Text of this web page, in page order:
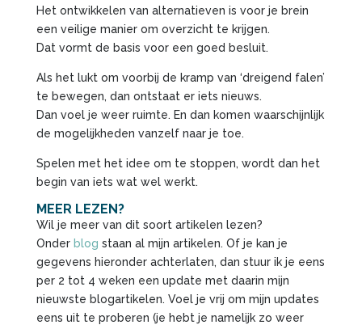
Het ontwikkelen van alternatieven is voor je brein
een veilige manier om overzicht te krijgen.
Dat vormt de basis voor een goed besluit.
Als het lukt om voorbij de kramp van ‘dreigend falen’
te bewegen, dan ontstaat er iets nieuws.
Dan voel je weer ruimte. En dan komen waarschijnlijk
de mogelijkheden vanzelf naar je toe.
Spelen met het idee om te stoppen, wordt dan het
begin van iets wat wel werkt.
MEER LEZEN?
Wil je meer van dit soort artikelen lezen?
Onder blog staan al mijn artikelen. Of je kan je
gegevens hieronder achterlaten, dan stuur ik je eens
per 2 tot 4 weken een update met daarin mijn
nieuwste blogartikelen. Voel je vrij om mijn updates
eens uit te proberen (je hebt je namelijk zo weer